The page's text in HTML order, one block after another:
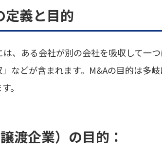
義と目的
は、ある会社が別の会社を吸収して一
などが含まれます。M&Aの目的は多
。
渡企業）の目的：